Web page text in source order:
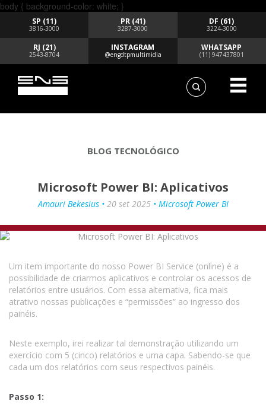
body { background-color: white; }
SP (11)
3816-3000
PR (41)
3287-3000
DF (61)
3224-3000
RJ (21)
2543-8704
INSTAGRAM
@engdtpmultimidia
WHATSAPP
(11) 947437801
BLOG TECNOLÓGICO
Microsoft Power BI: Aplicativos
Amauri Bekesius • 20 set 2025• Microsoft Power BI
Um item importante do nosso Power BI Service (online) é a
possibilidade de criarmos aplicativos e controlar os acessos de
relatórios entre usuários. Com essa alternativa, fica mais
atrativo nossas publicações e “permissões” ao ingresso dos
painéis.
Neste exemplo, irei realizar tal demonstração utilizando um
exercício com 5 (cinco) relatórios e uma capa. Sabendo-se que
cada um dos relatórios com seus respectivos painéis.
Passo 1: